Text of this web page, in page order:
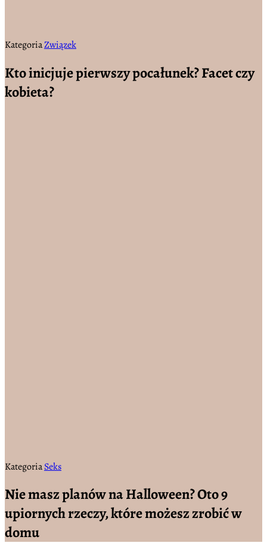
KategoriaZwiązek
Kto inicjuje pierwszy pocałunek? Facet czy
kobieta?
KategoriaSeks
Nie masz planów na Halloween? Oto 9
upiornych rzeczy, które możesz zrobić w
domu